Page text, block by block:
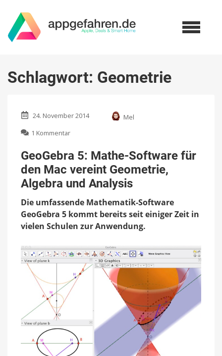
Schlagwort: Geometrie
24. November 2014
Mel
1 Kommentar
5:
Mathe-
Software
für
den
Mac
vereint
Geometrie,
Algebra
Analysis
GeoGebra 5: Mathe-Software für
den Mac vereint Geometrie,
Algebra und Analysis
Die umfassende Mathematik-Software
GeoGebra 5 kommt bereits seit einiger Zeit in
vielen Schulen zur Anwendung.